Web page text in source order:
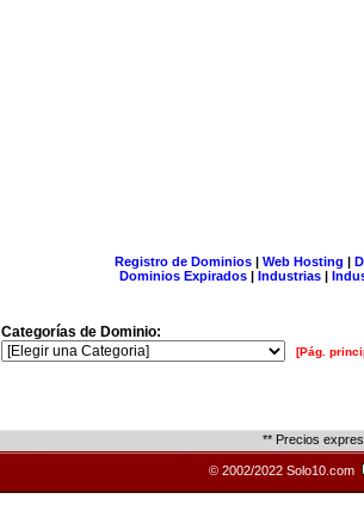
Registro de Dominios| Web Hosting |
Dominios Expirados | Industrias |
Categorías de Dominio:
[Pág.
** Precios
© 2002/2022 Solo10.com